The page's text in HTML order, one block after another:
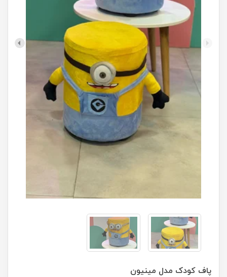
پاف کودک مدل مینیون